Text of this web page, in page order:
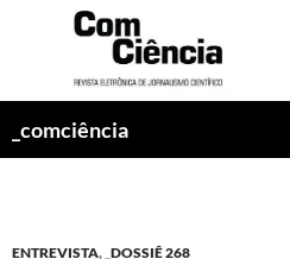
_comciência
ENTREVISTA, _DOSSIÊ 268